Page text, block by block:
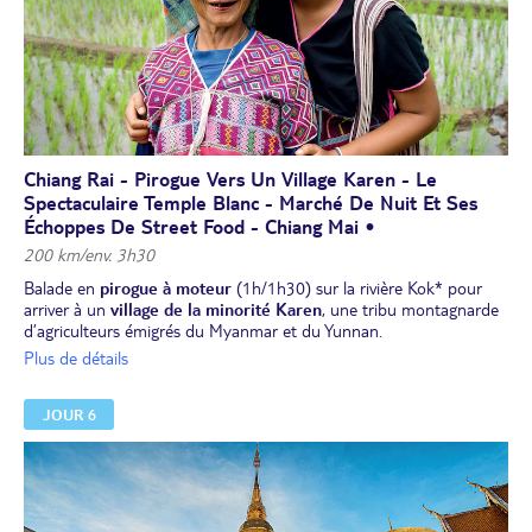
Installation à l’hôtel, dîner et nuit à Chiang Rai.
Chiang Rai - Pirogue Vers Un Village Karen - Le
Spectaculaire Temple Blanc - Marché De Nuit Et Ses
Échoppes De Street Food - Chiang Mai •
200 km/env. 3h30
Balade en pirogue à moteur (1h/1h30) sur la rivière Kok* pour
arriver à un village de la minorité Karen, une tribu montagnarde
d’agriculteurs émigrés du Myanmar et du Yunnan.
Visite de dutemple blanc,
un artiste contemporain déploie une architecture sophistiquée et
dentelée et vous accueille avec statues qui font référence à la pop
culture. Il ne vous laissera pas indifférent !
Déjeuner et dégustation du "mu sap bai kraphao" : du porc haché
et frit, aromatisé au basilic.
Poursuite vers Chiang Mai.
Installation pour 2 nuits à Chiang Mai. Dîner.
Plus de détails
JOUR 6